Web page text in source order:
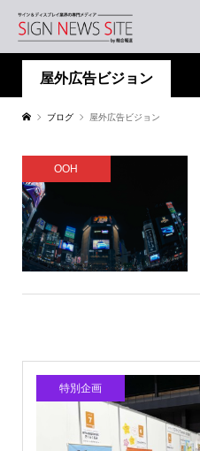
屋外広告ビジョン
ブログ 屋外広告ビジョン
OOH
特別企画